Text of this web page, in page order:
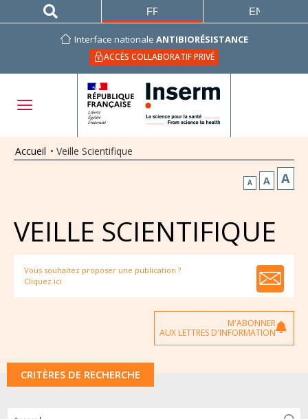
Interface nationale ANTIBIORÉSISTANCE
ACCÈS COLLABORATIF PRIVÉ
FRANÇAIS ENGLISH
Accueil • Veille Scientifique
A A A
VEILLE SCIENTIFIQUE
Vous souhaitez proposer une publication ?
Cliquez ici
M'ABONNER
AUX LETTRES D'INFORMATION
CRITÈRES DE RECHERCHE